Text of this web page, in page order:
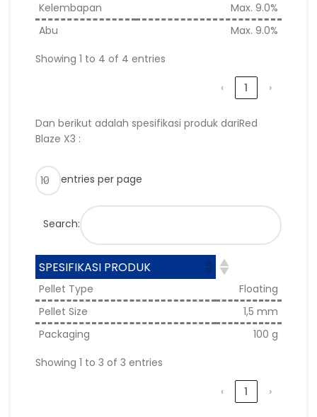
Kelembapan
Max. 9.0%
Abu
Max. 9.0%
Showing 1 to 4 of 4 entries
‹ 1 ›
Dan berikut adalah spesifikasi produk dariRed
Blaze X3 :
entries per page
Search:
SPESIFIKASI PRODUK
Pellet Type
Floating
Pellet Size
1,5 mm
Packaging
100 g
Showing 1 to 3 of 3 entries
‹ 1 ›